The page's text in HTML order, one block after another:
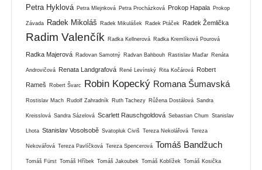
Petra Hyklová Petra Mlejnková Petra Procházková Prokop Hapala Prokop
Závada Radek Mikoláš Radek Mikulášek Radek Ptáček Radek Žemlička
Radim Valenčík Radka Kellnerová Radka Kremlíková Pourová
Radka Majerová Radovan Samotný Radvan Bahbouh Rastislav Maďar Renáta
Androvičová Renata Landgrafová René Levínský Rita Kočárová Robert
Rameš Robert Švarc Robin Kopecký Romana Šumavská
Rostislav Mach Rudolf Zahradník Ruth Tachezy Růžena Dostálová Sandra
Kreisslová Sandra Sázelová Scarlett Rauschgoldová Sebastian Chum Stanislav
Lhota Stanislav Vosolsobě Svatopluk Civiš Tereza Nekolářová Tereza
Nekovářová Tereza Pavlíčková Tereza Spencerová Tomáš Bandžuch
Tomáš Fürst Tomáš Hříbek Tomáš Jakoubek Tomáš Koblížek Tomáš Kosička